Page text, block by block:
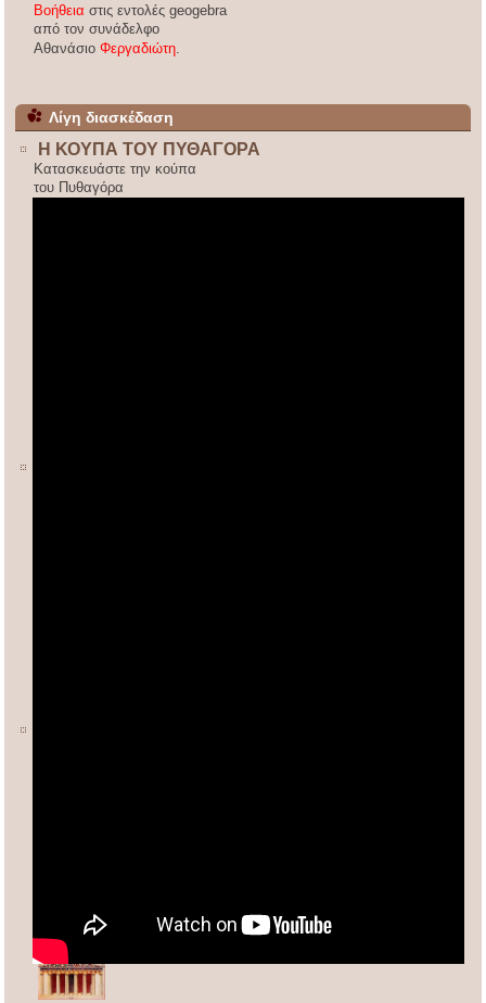
Βοήθειαστις εντολές geogebra
από τον συνάδελφο
ΑθανάσιοΦεργαδιώτη
Λίγη διασκέδαση
Η ΚΟΥΠΑ ΤΟΥ ΠΥΘΑΓΟΡΑ
Κατασκευάστε την κούπα
του Πυθαγόρα
asxetos.gr